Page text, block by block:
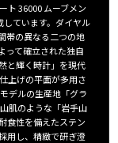
ト 36000 ムーブメン
しています。ダイヤル
帯の異なる二つの地
って確立された独自
と輝く時計」を現代
上げの平面が多用さ
デルの生産地「グラ
肌のような「岩手山
食性を備えたステン
用し、精緻で研ぎ澄